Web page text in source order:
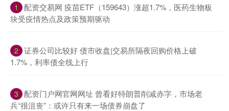
1
​配资交易网 疫苗ETF（159643）涨超1.7%，医药生物板
块受疫情热点及政策预期驱动
2 ​证券公司比较好 债市收盘|交易所隔夜回购价格上破
1.7%，利率债全线上行
3 ​配资门户网官网网址 曾看好特朗普削减赤字，市场老
兵“很沮丧”：或许只有来一场债券崩盘了